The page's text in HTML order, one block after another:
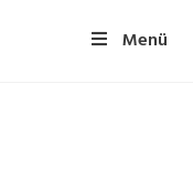
Menü